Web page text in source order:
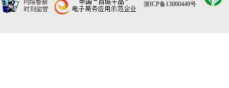
浙ICP备13000449号